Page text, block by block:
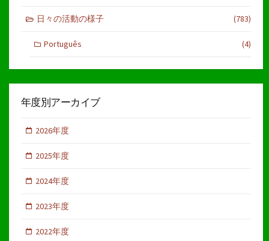
日々の活動の様子 (783)
Português (4)
年度別アーカイブ
2026年度
2025年度
2024年度
2023年度
2022年度